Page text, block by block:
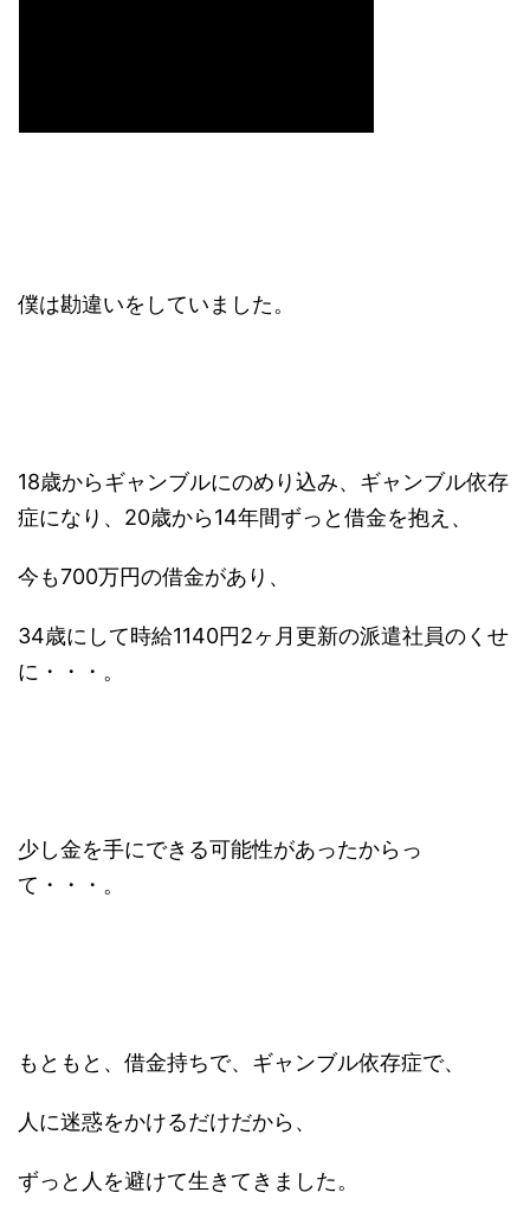
僕は勘違いをしていました。
18歳からギャンブルにのめり込み、ギャンブル依存
症になり、20歳から14年間ずっと借金を抱え、
今も700万円の借金があり、
34歳にして時給1140円2ヶ月更新の派遣社員のくせ
に・・・。
少し金を手にできる可能性があったからっ
て・・・。
もともと、借金持ちで、ギャンブル依存症で、
人に迷惑をかけるだけだから、
ずっと人を避けて生きてきました。